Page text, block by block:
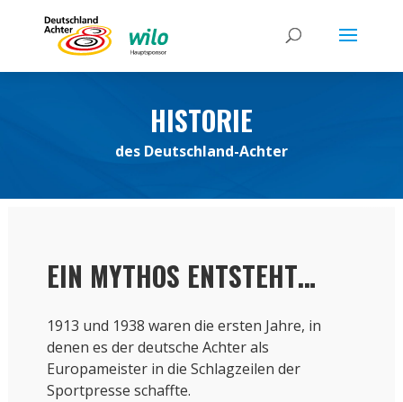
HISTORIE
des Deutschland-Achter
EIN MYTHOS ENTSTEHT…
1913 und 1938 waren die ersten Jahre, in
denen es der deutsche Achter als
Europameister in die Schlagzeilen der
Sportpresse schaffte.